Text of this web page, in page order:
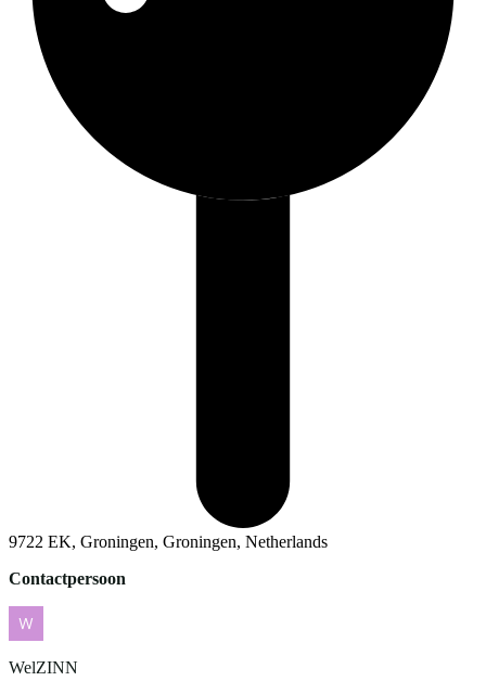
9722 EK, Groningen, Groningen, Netherlands
Contactpersoon
WelZINN